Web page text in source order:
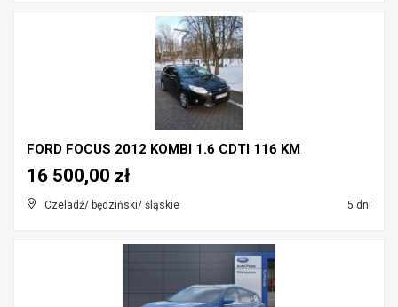
FORD FOCUS 2012 KOMBI 1.6 CDTI 116 KM
Czeladź/ będziński/ śląskie 5 dni
16 500,00 zł